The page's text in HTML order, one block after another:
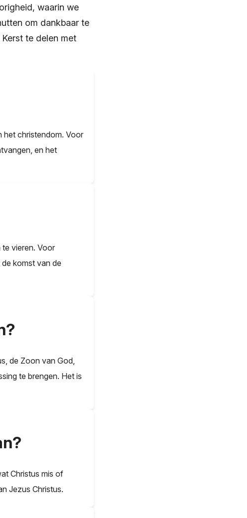
waarin we
om dankbaar te
te delen met
het christendom. Voor
en het
vieren. Voor
komst van de
de Zoon van God,
te brengen. Het is
Christus mis of
Jezus Christus.